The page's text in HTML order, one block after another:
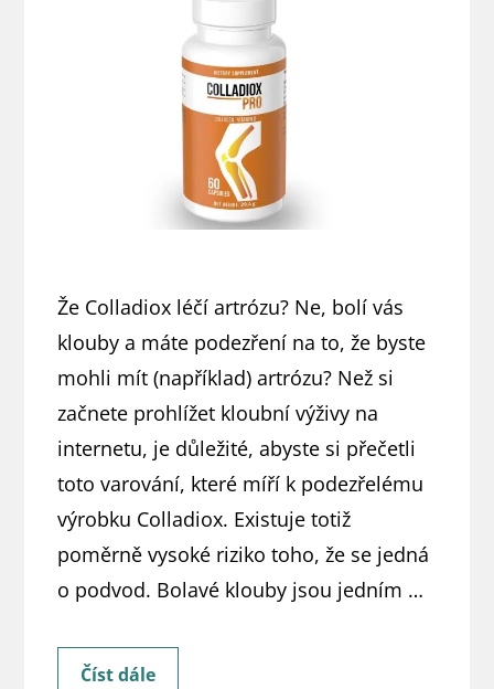
Že Colladiox léčí artrózu? Ne, bolí vás
klouby a máte podezření na to, že byste
mohli mít (například) artrózu? Než si
začnete prohlížet kloubní výživy na
internetu, je důležité, abyste si přečetli
toto varování, které míří k podezřelému
výrobku Colladiox. Existuje totiž
poměrně vysoké riziko toho, že se jedná
o podvod. Bolavé klouby jsou jedním …
Číst dáleŽe